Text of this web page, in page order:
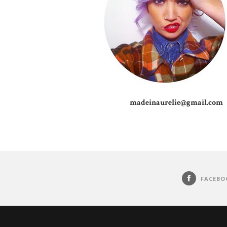
madeinaurelie@gmail.com